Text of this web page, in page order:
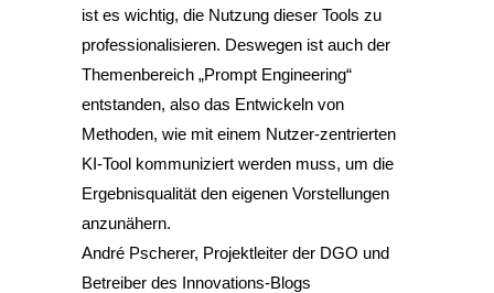
ist es wichtig, die Nutzung dieser Tools zu
professionalisieren. Deswegen ist auch der
Themenbereich „Prompt Engineering“
entstanden, also das Entwickeln von
Methoden, wie mit einem Nutzer-zentrierten
KI-Tool kommuniziert werden muss, um die
Ergebnisqualität den eigenen Vorstellungen
anzunähern.
André Pscherer, Projektleiter der DGO und
Betreiber des Innovations-Blogs